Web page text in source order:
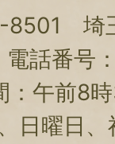
8501 埼
電話番号
：午前8
、日曜日